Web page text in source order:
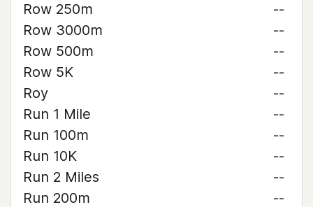
Row 250m
--
Row 3000m
--
Row 500m
--
Row 5K
--
Roy
--
Run 1 Mile
--
Run 100m
--
Run 10K
--
Run 2 Miles
--
Run 200m
--